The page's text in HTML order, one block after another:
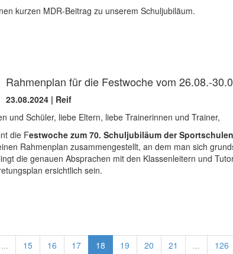
kurzen MDR-Beitrag zu unserem Schuljubiläum.
Rahmenplan für die Festwoche vom 26.08.-
23.08.2024 | Reif
und Schüler, liebe Eltern, liebe Trainerinnen und Trainer,
die Festwoche zum 70. Schuljubiläum der Sportschulen
Rahmenplan zusammengestellt, an dem man sich
die genauen Absprachen mit den Klassenleitern und
ersichtlich sein.
... 15 16 17 18 19 20 21 ... 126